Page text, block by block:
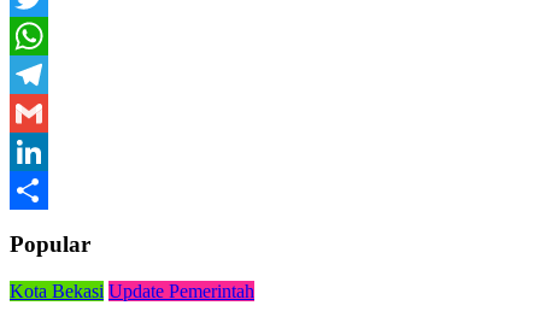
Twitter
WhatsApp
Telegram
Gmail
LinkedIn
Popular
Kota Bekasi Update Pemerintah